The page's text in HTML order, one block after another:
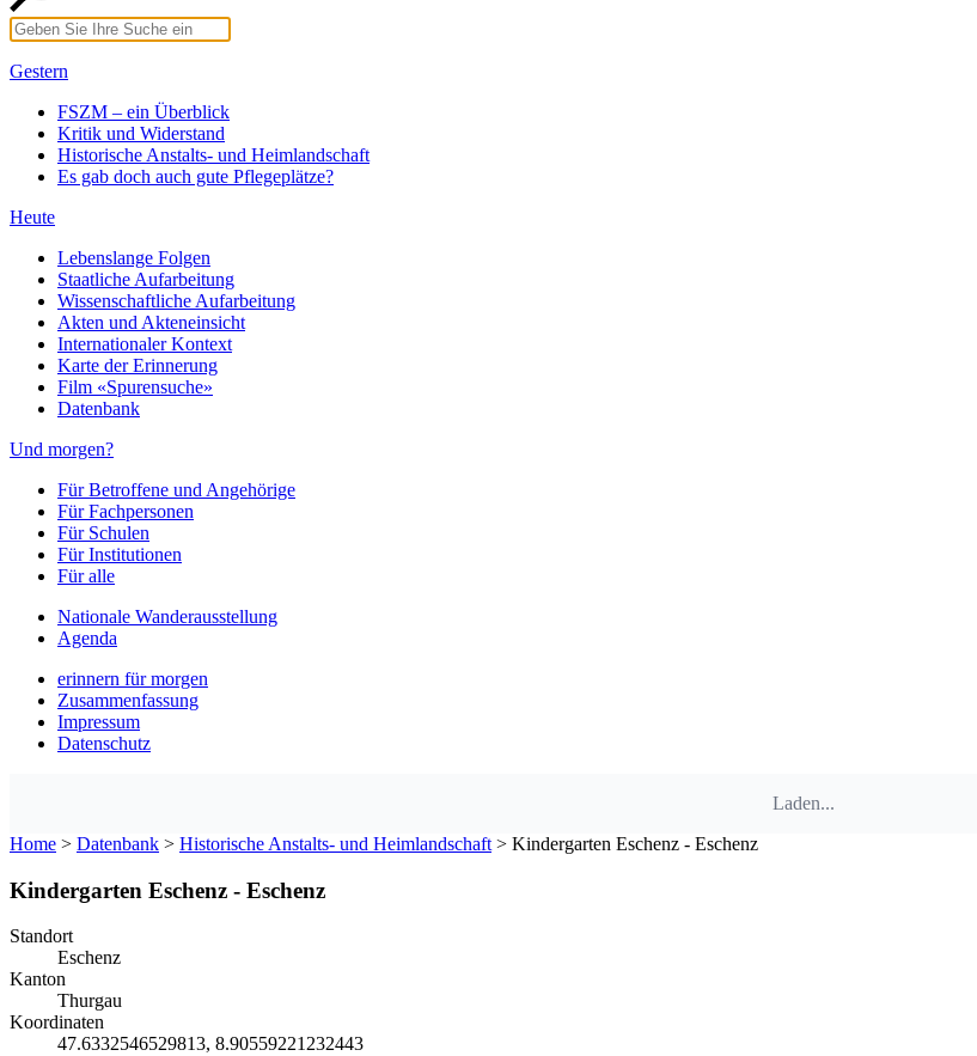
Gestern
FSZM – ein Überblick
Kritik und Widerstand
Historische Anstalts- und Heimlandschaft
Es gab doch auch gute Pflegeplätze?
Heute
Lebenslange Folgen
Staatliche Aufarbeitung
Wissenschaftliche Aufarbeitung
Akten und Akteneinsicht
Internationaler Kontext
Karte der Erinnerung
Film «Spurensuche»
Datenbank
Und morgen?
Für Betroffene und Angehörige
Für Fachpersonen
Für Schulen
Für Institutionen
Für alle
Nationale Wanderausstellung
Agenda
erinnern für morgen
Zusammenfassung
Impressum
Datenschutz
Laden...
Home > Datenbank > Historische Anstalts- und Heimlandschaft > Kindergarten Eschenz - Eschenz
Kindergarten Eschenz - Eschenz
Standort
Eschenz
Kanton
Thurgau
Koordinaten
47.6332546529813, 8.90559221232443